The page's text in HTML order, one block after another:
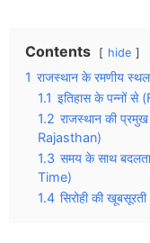
Contents hide
1 राजस्थान के रमणीय
1.1 इतिहास के पन्नों
1.2 राजस्थान की
Rajasthan)
1.3 समय के साथ
Time)
1.4 सिरोही की